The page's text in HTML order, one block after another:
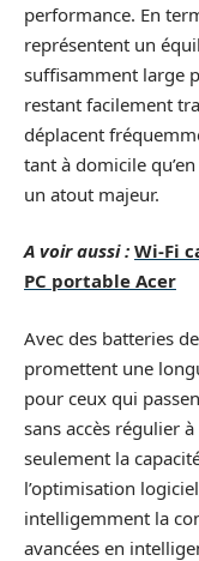
performance. En
représentent un
suffisamment large
restant facilement
déplacent
tant à domicile
un atout majeur.
A voir aussi : Wi-Fi
PC portable Acer
Avec des batteries
promettent une
pour ceux qui
sans accès régulier
seulement la
l’optimisation
intelligemment la
avancées en